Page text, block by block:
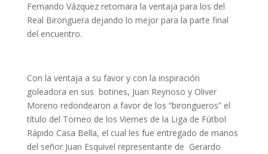
Fernando Vázquez retomara la ventaja para los del
Real Bironguera dejando lo mejor para la parte final
del encuentro.
Con la ventaja a su favor y con la inspiración
goleadora en sus botines, Juan Reynoso y Oliver
Moreno redondearon a favor de los “birongueros” el
título del Torneo de los Viernes de la Liga de Fútbol
Rápido Casa Bella, el cual les fue entregado de manos
del señor Juan Esquivel representante de Gerardo